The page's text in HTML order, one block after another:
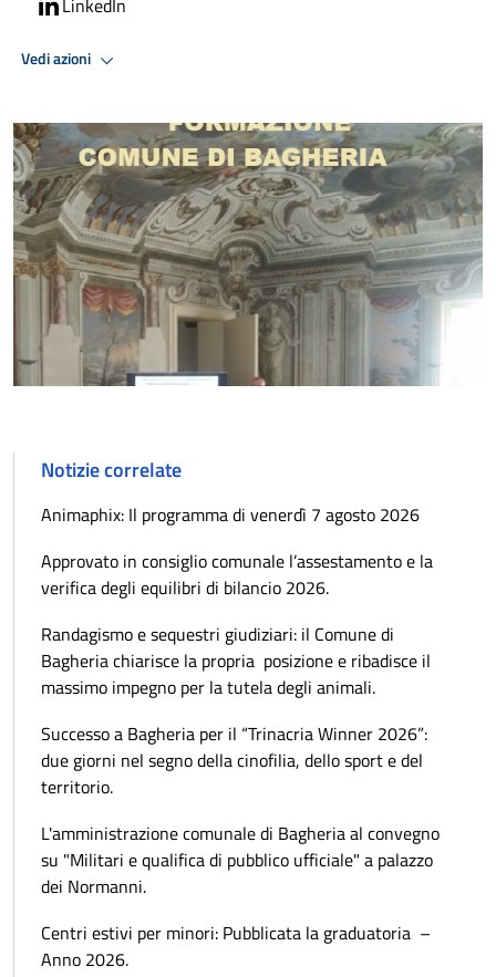
Vedi azioni
Notizie correlate
Animaphix: Il programma di venerdì 7 agosto 2026
Approvato in consiglio comunale l’assestamento e la
verifica degli equilibri di bilancio 2026.
Randagismo e sequestri giudiziari: il Comune di
Bagheria chiarisce la propria posizione e ribadisce il
massimo impegno per la tutela degli animali.
Successo a Bagheria per il “Trinacria Winner 2026”:
due giorni nel segno della cinofilia, dello sport e del
territorio.
L'amministrazione comunale di Bagheria al convegno
su "Militari e qualifica di pubblico ufficiale" a palazzo
dei Normanni.
Centri estivi per minori: Pubblicata la graduatoria –
Anno 2026.